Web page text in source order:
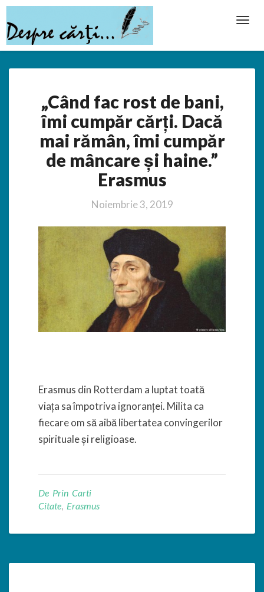
fac
rost
de
bani,
îmi
cumpăr
cărți.
Dacă
mai
îmi
cumpăr
de
mâncare
și
haine.”
Erasmus
„Când fac rost de bani,
îmi cumpăr cărți. Dacă
mai rămân, îmi cumpăr
de mâncare și haine.”
Erasmus
Noiembrie 3, 2019
Erasmus din Rotterdam a luptat toată
viața sa împotriva ignoranței. Milita ca
fiecare om să aibă libertatea convingerilor
spirituale și religioase.
De Prin Carti
Citate, Erasmus